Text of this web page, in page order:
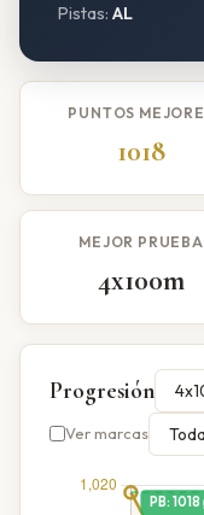
Pistas: AL
PUNTOS
1018
MEJOR PRUEBA
4x100m
Progresión
Ver marcas